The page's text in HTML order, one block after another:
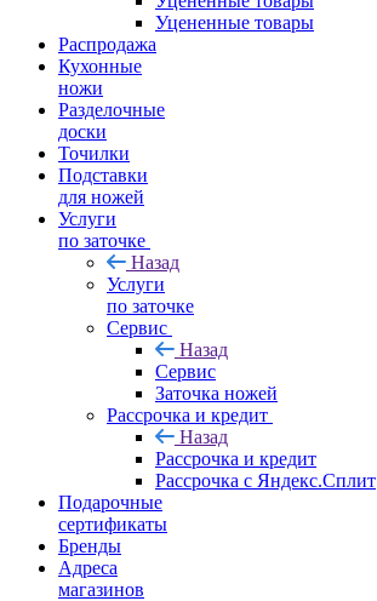
Уцененные товары
Распродажа
Кухонные
ножи
Разделочные
доски
Точилки
Подставки
для ножей
Услуги
по заточке
Назад
Услуги
по заточке
Сервис
Назад
Сервис
Заточка ножей
Рассрочка и кредит
Назад
Рассрочка и кредит
Рассрочка с Яндекс.Сплит
Подарочные
сертификаты
Бренды
Адреса
магазинов